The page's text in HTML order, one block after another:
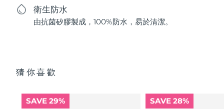
衛生防水
由抗菌矽膠製成，100%防水，易於清潔。
猜你喜歡
SAVE 29% SAVE 28%